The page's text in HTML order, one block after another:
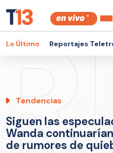
Lo Último Reportajes
Tendencias
Siguen las
Wanda
de rumores de